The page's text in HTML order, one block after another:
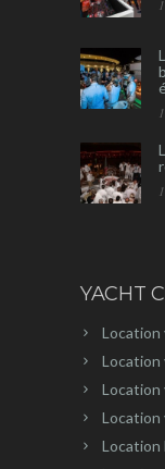
YACHT
Location
Location
Location
Location
Location